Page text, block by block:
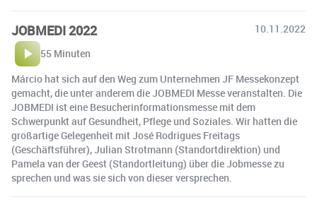
JOBMEDI 2022
10.11.2022
55 Minuten
Márcio hat sich auf den Weg zum Unternehmen JF Messekonzept
gemacht, die unter anderem die JOBMEDI Messe veranstalten. Die
JOBMEDI ist eine Besucherinformationsmesse mit dem
Schwerpunkt auf Gesundheit, Pflege und Soziales. Wir hatten die
großartige Gelegenheit mit José Rodrigues Freitags
(Geschäftsführer), Julian Strotmann (Standortdirektion) und
Pamela van der Geest (Standortleitung) über die Jobmesse zu
sprechen und was sie sich von dieser versprechen.